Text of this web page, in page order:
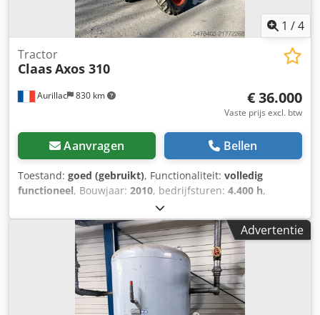
1 /4
Aurillac 830 km
Tractor
ClaasAxos 310
€ 36.000
Vaste prijs excl. btw
Aanvragen Bellen
Toestand: goed (gebruikt), Functionaliteit: volledig
functioneel, Bouwjaar: 2010, bedrijfsturen: 4.400 h,
55,16 kW (75,00 pk)
machine-/voertuignummer:A2204DAA2203584, Uitrusting:
, Hydraulische omkeer, zonder airconditioning, FL80
lader Dkedpfjy Eq Upjx Amyjr
Advertentie